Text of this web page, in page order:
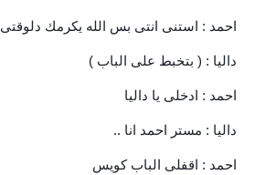
احمد : استنى انتى بس الله يكرمك دلوقتى
داليا : ( بتخبط على الباب )
احمد : ادخلى يا داليا
داليا : مستر احمد انا ..
احمد : اقفلى الباب كويس